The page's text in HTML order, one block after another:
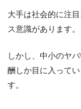
大手は社会的に注
ス意識があります。
しかし、 中小のヤ
酬しか目に入って
す。